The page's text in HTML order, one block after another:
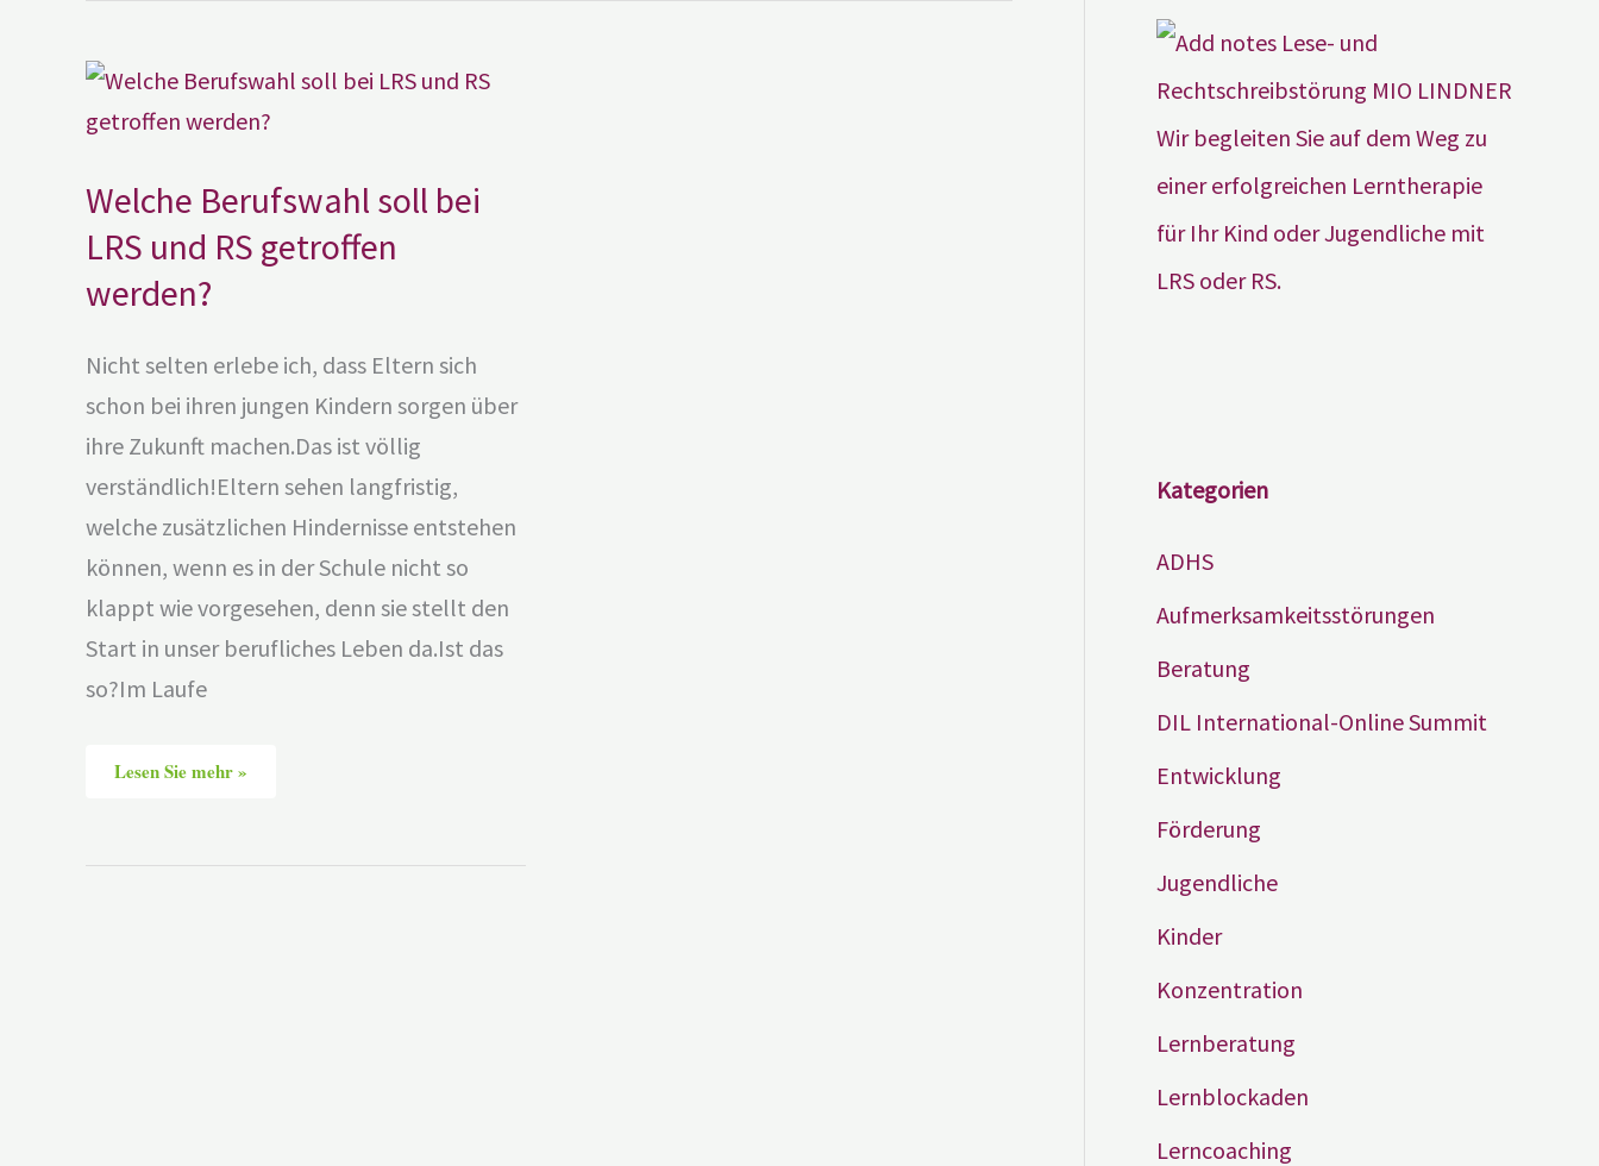
Welche Berufswahl soll bei
LRS und RS getroffen
werden?
Nicht selten erlebe ich, dass Eltern sich
schon bei ihren jungen Kindern sorgen über
ihre Zukunft machen.Das ist völlig
verständlich!Eltern sehen langfristig,
welche zusätzlichen Hindernisse entstehen
können, wenn es in der Schule nicht so
klappt wie vorgesehen, denn sie stellt den
Start in unser berufliches Leben da.Ist das
so?Im Laufe
Welche
Berufswahl
bei
getroffen
werden?
Lesen Sie mehr »
Wir begleiten Sie auf dem Weg zu
einer erfolgreichen Lerntherapie
für Ihr Kind oder Jugendliche mit
LRS oder RS.
Kategorien
ADHS
Aufmerksamkeitsstörungen
Beratung
DIL International-Online Summit
Entwicklung
Förderung
Jugendliche
Kinder
Konzentration
Lernberatung
Lernblockaden
Lerncoaching